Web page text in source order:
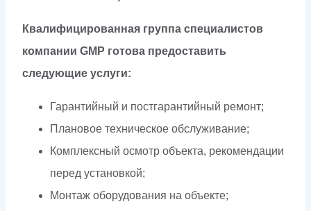
Квалифицированная группа специалистов
компании GMP готова предоставить
следующие услуги:
Гарантийный и постгарантийный ремонт;
Плановое техническое обслуживание;
Комплексный осмотр объекта, рекомендации
перед установкой;
Монтаж оборудования на объекте;